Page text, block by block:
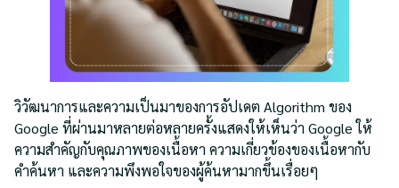
วิวัฒนาการและความเป็นมาของการอัปเดต Algorithm ของ
Google ที่ผ่านมาหลายต่อหลายครั้งแสดงให้เห็นว่า Google ให้
ความสำคัญกับคุณภาพของเนื้อหา ความเกี่ยวข้องของเนื้อหากับ
คำค้นหา และความพึงพอใจของผู้ค้นหามากขึ้นเรื่อยๆ